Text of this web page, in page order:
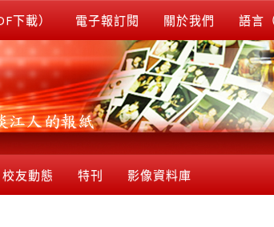
下載） 電子報訂閱 關於我們 語言
校友動態 特刊 影像資料庫